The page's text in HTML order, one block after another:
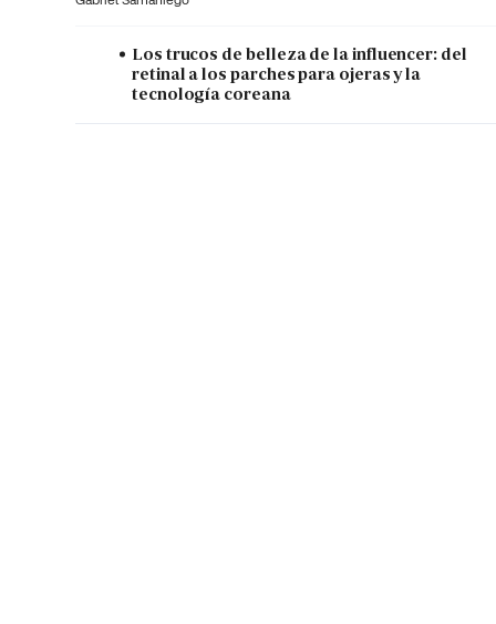
Los trucos de belleza de la influencer: del
retinal a los parches para ojeras y la
tecnología coreana